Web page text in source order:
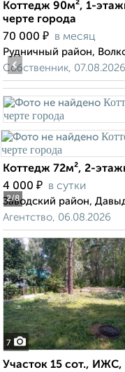
Коттедж 90м², 1-
черте города
70 000 ₽ в месяц
Рудничный район,
Собственник, 07.08.2026
2/8
‹
Коттедж 72м², 2-
4 000 ₽ в сутки
Заводский район,
Агентство, 06.08.2026
7
Участок 15 сот., ИЖС,